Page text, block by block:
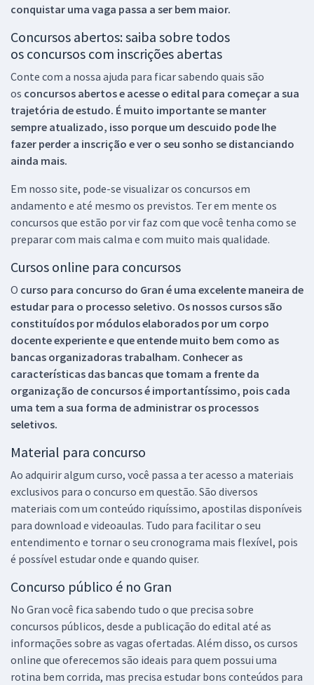
conquistar uma vaga passa a ser bem maior.
Concursos abertos: saiba sobre todos
os concursos com inscrições abertas
Conte com a nossa ajuda para ficar sabendo quais são
os concursos abertos e acesse o edital para começar a sua
trajetória de estudo. É muito importante se manter
sempre atualizado, isso porque um descuido pode lhe
fazer perder a inscrição e ver o seu sonho se distanciando
ainda mais.
Em nosso site, pode-se visualizar os concursos em
andamento e até mesmo os previstos. Ter em mente os
concursos que estão por vir faz com que você tenha como se
preparar com mais calma e com muito mais qualidade.
Cursos online para concursos
O curso para concurso do Gran é uma excelente maneira de
estudar para o processo seletivo. Os nossos cursos são
constituídos por módulos elaborados por um corpo
docente experiente e que entende muito bem como as
bancas organizadoras trabalham. Conhecer as
características das bancas que tomam a frente da
organização de concursos é importantíssimo, pois cada
uma tem a sua forma de administrar os processos
seletivos.
Material para concurso
Ao adquirir algum curso, você passa a ter acesso a materiais
exclusivos para o concurso em questão. São diversos
materiais com um conteúdo riquíssimo, apostilas disponíveis
para download e videoaulas. Tudo para facilitar o seu
entendimento e tornar o seu cronograma mais flexível, pois
é possível estudar onde e quando quiser.
Concurso público é no Gran
No Gran você fica sabendo tudo o que precisa sobre
concursos públicos, desde a publicação do edital até as
informações sobre as vagas ofertadas. Além disso, os cursos
online que oferecemos são ideais para quem possui uma
rotina bem corrida, mas precisa estudar bons conteúdos para